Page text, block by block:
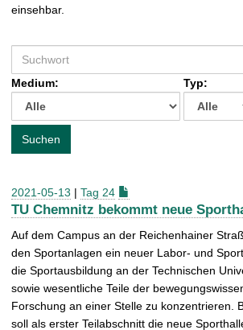
e
einsehbar.
u
c
e
h
Medium: Typ:
Suchen
2021-05-13 | Tag 24
TU Chemnitz bekommt neue
Auf dem Campus an der Reichenhainer
den Sportanlagen ein neuer Labor- und
die Sportausbildung an der Technischen
sowie wesentliche Teile der
Forschung an einer Stelle zu konzentrieren.
soll als erster Teilabschnitt die neue